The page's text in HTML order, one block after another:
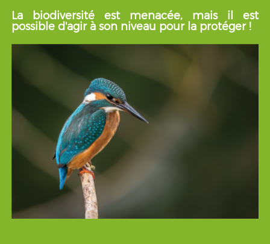
La biodiversité est menacée, mais il est
possible d'agir à son niveau pour la protéger !